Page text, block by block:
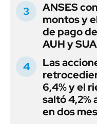
ANSES
montos y
de pago
AUH y
Las
6,4% y el
saltó 4,2%
en dos